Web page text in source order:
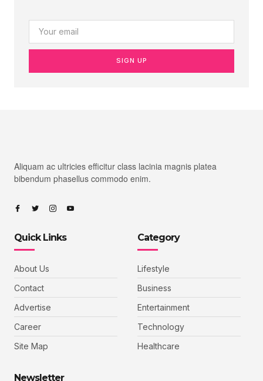
SIGN UP
Aliquam ac ultricies efficitur class lacinia magnis platea
bibendum phasellus commodo enim.
Quick Links
About Us
Contact
Advertise
Career
Site Map
Category
Lifestyle
Business
Entertainment
Technology
Healthcare
Newsletter